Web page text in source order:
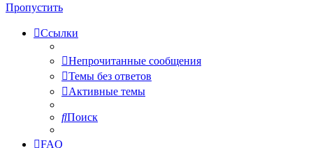
Пропустить
Ссылки
Непрочитанные сообщения
Темы без ответов
Активные темы
Поиск
FAQ